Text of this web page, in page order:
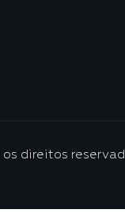
os direitos